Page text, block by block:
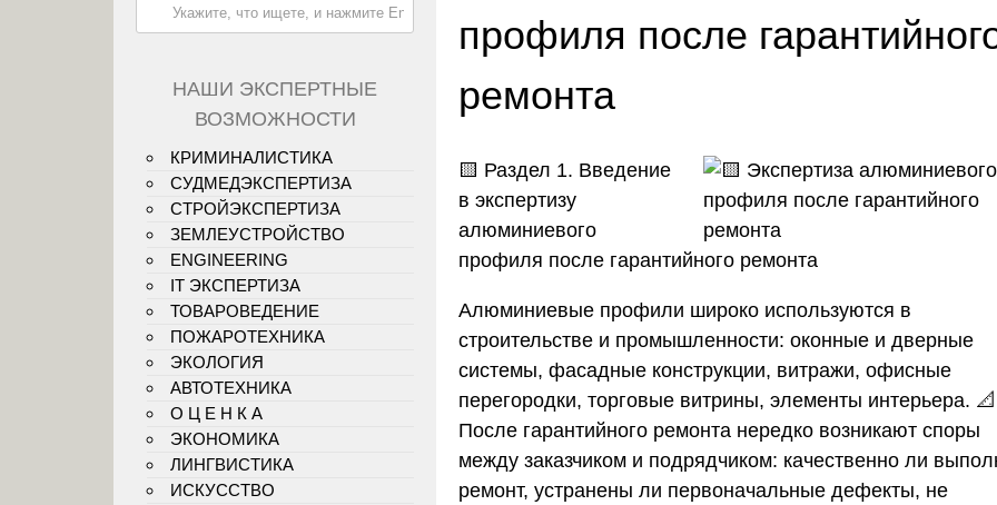
профиля после
ремонта
🟨 Раздел 1. Введение
в экспертизу
алюминиевого
профиля после гарантийного ремонта
Алюминиевые профили широко используются в
строительстве и промышленности: оконные и дверные
системы, фасадные конструкции, витражи, офисные
перегородки, торговые витрины, элементы интерьера. 📐
После гарантийного ремонта нередко возникают споры
между заказчиком и подрядчиком: качественно ли
ремонт, устранены ли первоначальные дефекты, не
НАШИ ЭКСПЕРТНЫЕ
ВОЗМОЖНОСТИ
КРИМИНАЛИСТИКА
СУДМЕДЭКСПЕРТИЗА
СТРОЙЭКСПЕРТИЗА
ЗЕМЛЕУСТРОЙСТВО
ENGINEERING
IT ЭКСПЕРТИЗА
ТОВАРОВЕДЕНИЕ
ПОЖАРОТЕХНИКА
ЭКОЛОГИЯ
АВТОТЕХНИКА
О Ц Е Н К А
ЭКОНОМИКА
ЛИНГВИСТИКА
ИСКУССТВО